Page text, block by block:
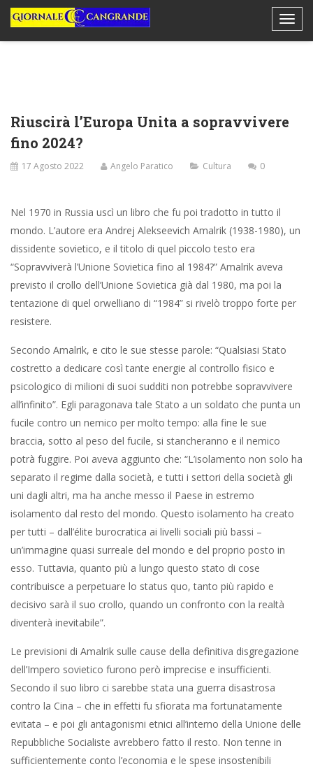
Riuscirà l’Europa Unita a sopravvivere
fino 2024?
17 Agosto 2022 Angelo Paratico Cultura 0
Nel 1970 in Russia uscì un libro che fu poi tradotto in tutto il
mondo. L’autore era Andrej Alekseevich Amalrik (1938-1980), un
dissidente sovietico, e il titolo di quel piccolo testo era
“Sopravviverà l’Unione Sovietica fino al 1984?” Amalrik aveva
previsto il crollo dell’Unione Sovietica già dal 1980, ma poi la
tentazione di quel orwelliano di “1984” si rivelò troppo forte per
resistere.
Secondo Amalrik, e cito le sue stesse parole: “Qualsiasi Stato
costretto a dedicare così tante energie al controllo fisico e
psicologico di milioni di suoi sudditi non potrebbe sopravvivere
all’infinito”. Egli paragonava tale Stato a un soldato che punta un
fucile contro un nemico per molto tempo: alla fine le sue
braccia, sotto al peso del fucile, si stancheranno e il nemico
potrà fuggire. Poi aveva aggiunto che: “L’isolamento non solo ha
separato il regime dalla società, e tutti i settori della società gli
uni dagli altri, ma ha anche messo il Paese in estremo
isolamento dal resto del mondo. Questo isolamento ha creato
per tutti – dall’élite burocratica ai livelli sociali più bassi –
un’immagine quasi surreale del mondo e del proprio posto in
esso. Tuttavia, quanto più a lungo questo stato di cose
contribuisce a perpetuare lo status quo, tanto più rapido e
decisivo sarà il suo crollo, quando un confronto con la realtà
diventerà inevitabile”.
Le previsioni di Amalrik sulle cause della definitiva disgregazione
dell’Impero sovietico furono però imprecise e insufficienti.
Secondo il suo libro ci sarebbe stata una guerra disastrosa
contro la Cina – che in effetti fu sfiorata ma fortunatamente
evitata – e poi gli antagonismi etnici all’interno della Unione delle
Repubbliche Socialiste avrebbero fatto il resto. Non tenne in
sufficientemente conto l’economia e le spese insostenibili